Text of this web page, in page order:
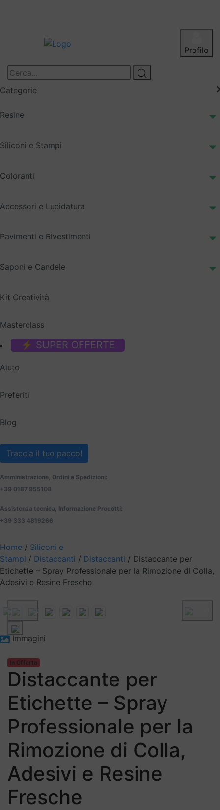
Profilo
Categorie
Resine
Siliconi e Stampi
Coloranti
Accessori e Lucidatura
Pavimenti e Rivestimenti
Saponi e Candele
Kit Creatività
Masterclass
⚡ SUPER OFFERTE
Aiuto
Preferiti
Blog
Traccia il tuo pacco!
Amministrazione, Ordini e Spedizioni:
+39 0187 955108
Assistenza tecnica, Informazione Prodotti:
+39 333 4819266
Home / Siliconi e
Stampi / Distaccanti / Distaccanti / Distaccante per
Etichette – Spray Professionale per la Rimozione di Colla,
Adesivi e Resine Fresche
Previous
Immagini
In Offerta
Distaccante per
Etichette – Spray
Professionale per la
Rimozione di Colla,
Adesivi e Resine
Fresche